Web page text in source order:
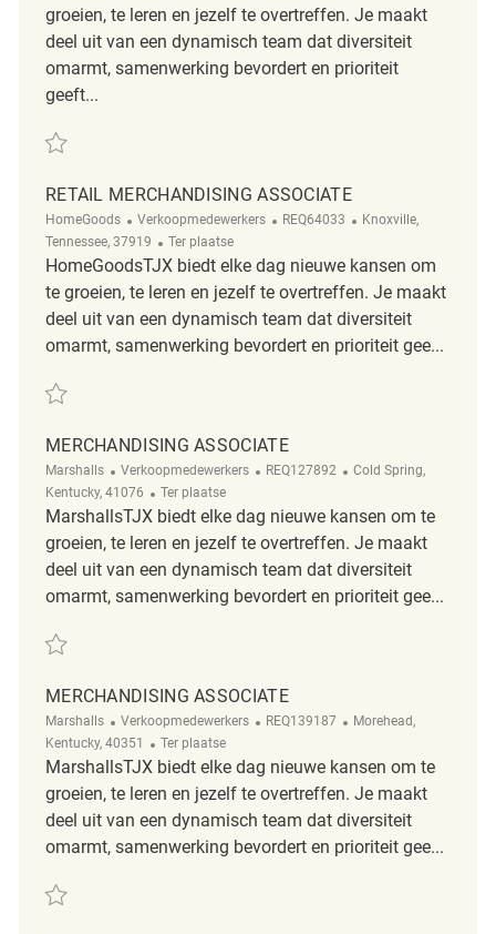
groeien, te leren en jezelf te overtreffen. Je maakt
deel uit van een dynamisch team dat diversiteit
omarmt, samenwerking bevordert en prioriteit
geeft...
Redden Merchandising Associate REQ113883
RETAIL MERCHANDISING ASSOCIATE
HomeGoods Categorie
Verkoopmedewerkers ReqId
REQ64033 Plaats
Knoxville,
Tennessee, 37919
Afgelegen
Ter plaatse
HomeGoodsTJX biedt elke dag nieuwe kansen om
te groeien, te leren en jezelf te overtreffen. Je maakt
deel uit van een dynamisch team dat diversiteit
omarmt, samenwerking bevordert en prioriteit gee...
Redden Retail Merchandising Associate REQ64033
MERCHANDISING ASSOCIATE
Marshalls Categorie
Verkoopmedewerkers ReqId
REQ127892 Plaats
Cold Spring,
Kentucky, 41076
Afgelegen
Ter plaatse
MarshallsTJX biedt elke dag nieuwe kansen om te
groeien, te leren en jezelf te overtreffen. Je maakt
deel uit van een dynamisch team dat diversiteit
omarmt, samenwerking bevordert en prioriteit gee...
Redden Merchandising Associate REQ127892
MERCHANDISING ASSOCIATE
Marshalls Categorie
Verkoopmedewerkers ReqId
REQ139187 Plaats
Morehead,
Kentucky, 40351
Afgelegen
Ter plaatse
MarshallsTJX biedt elke dag nieuwe kansen om te
groeien, te leren en jezelf te overtreffen. Je maakt
deel uit van een dynamisch team dat diversiteit
omarmt, samenwerking bevordert en prioriteit gee...
Redden Merchandising Associate REQ139187